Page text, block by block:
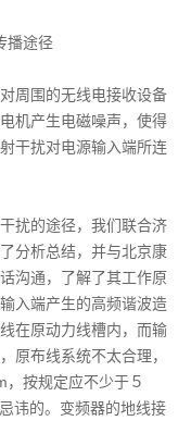
播途径
周围的无线电接收设备
机产生电磁噪声，使得
干扰对电源输入端所连
扰的途径，我们联合济
分析总结，并与北京康
沟通，了解了其工作原
入端产生的高频谐波造
在原动力线槽内，而输
原布线系统不太合理，
按规定应不少于５
讳的。变频器的地线接